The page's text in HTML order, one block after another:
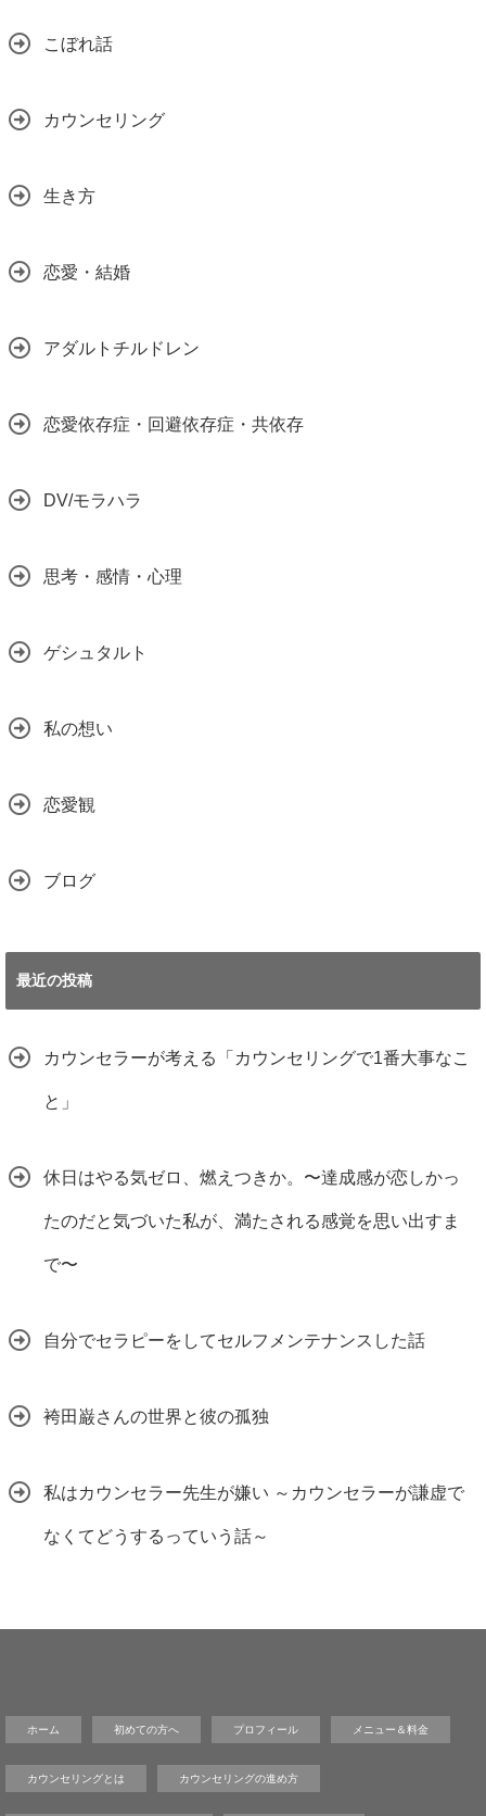
こぼれ話
カウンセリング
生き方
恋愛・結婚
アダルトチルドレン
恋愛依存症・回避依存症・共依存
DV/モラハラ
思考・感情・心理
ゲシュタルト
私の想い
恋愛観
ブログ
最近の投稿
カウンセラーが考える「カウンセリングで1番大事なこ
と」
休日はやる気ゼロ、燃えつきか。〜達成感が恋しかっ
たのだと気づいた私が、満たされる感覚を思い出すま
で〜
自分でセラピーをしてセルフメンテナンスした話
袴田巌さんの世界と彼の孤独
私はカウンセラー先生が嫌い ～カウンセラーが謙虚で
なくてどうするっていう話～
ホーム 初めての方へ プロフィール メニュー＆料金
カウンセリングとは カウンセリングの進め方